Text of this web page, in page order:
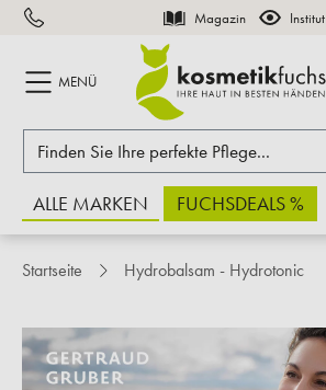
springen Magazin Institut
MENÜ
ALLE MARKEN FUCHSDEALS %
Startseite Hydrobalsam - Hydrotonic